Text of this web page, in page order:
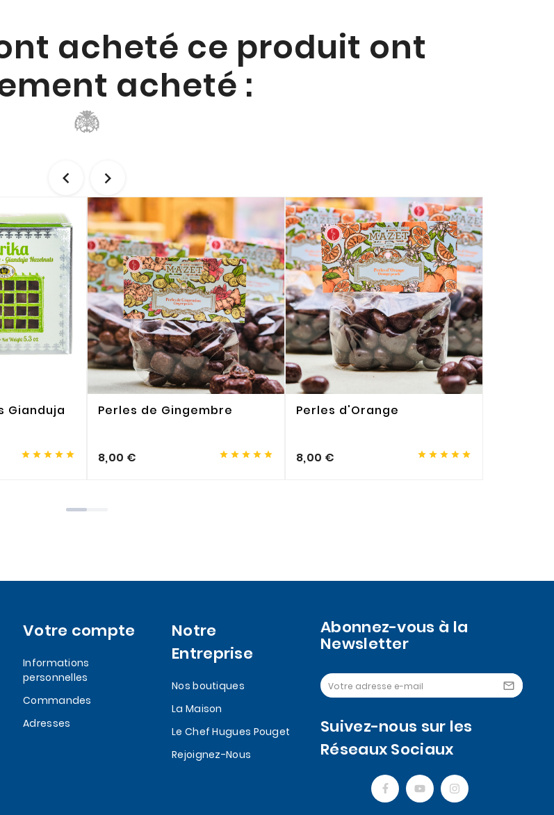
acheté ce produit ont
acheté :
 
Gianduja
    
Perles de Gingembre
8,00 €     
Perles d'Orange
8,00 €     
Votre compte
Informations
personnelles
Commandes
Adresses
Notre
Entreprise
Nos boutiques
La Maison
Le Chef Hugues Pouget
Rejoignez-Nous
Abonnez-vous à la
Newsletter

Suivez-nous sur les
Réseaux Sociaux